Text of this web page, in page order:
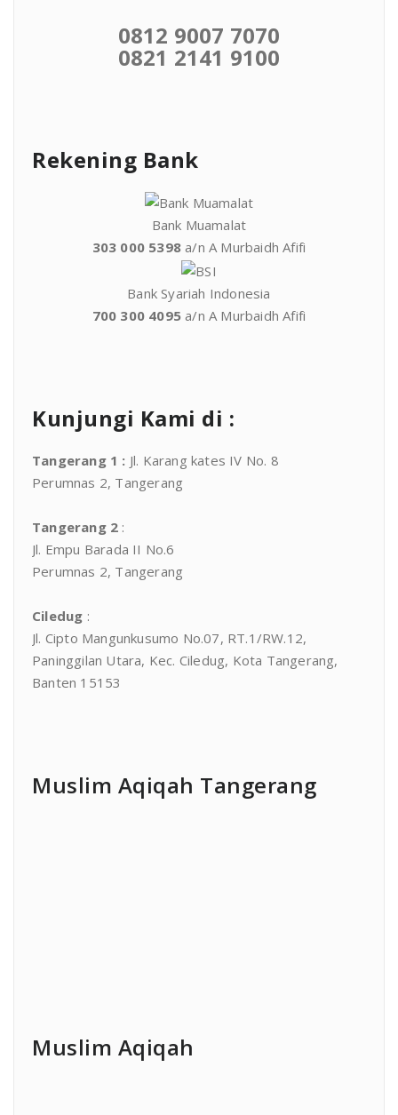
0812 9007 7070
0821 2141 9100
Rekening Bank
Bank Muamalat
303 000 5398 a/n A Murbaidh Afifi
Bank Syariah Indonesia
700 300 4095 a/n A Murbaidh Afifi
Kunjungi Kami di :
Tangerang 1 : Jl. Karang kates IV No. 8
Perumnas 2, Tangerang
Tangerang 2 :
Jl. Empu Barada II No.6
Perumnas 2, Tangerang
Ciledug :
Jl. Cipto Mangunkusumo No.07, RT.1/RW.12,
Paninggilan Utara, Kec. Ciledug, Kota Tangerang,
Banten 15153
Muslim Aqiqah Tangerang
Muslim Aqiqah